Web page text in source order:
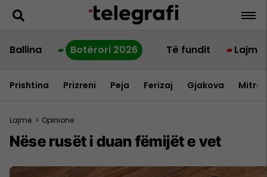
Ballina Botërori 2026 Të fundit Lajme
Prishtina Prizreni Peja Ferizaj Gjakova
Lajme > Opinione
Nëse rusët i duan fëmijët e vet